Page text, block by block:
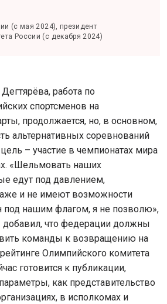
(с мая 2024), президент
России (с декабря 2024)
работа по
спортсменов на
продолжается, но, в основном,
альтернативных соревнований
– участие в чемпионатах мира
«Шельмовать наших
едут под давлением,
и не имеют возможности
под нашим флагом, я не позволю»,
добавил, что федерации должны
команды к возвращению на
Олимпийского комитета
готовится к публикации,
как представительство
в исполкомах и